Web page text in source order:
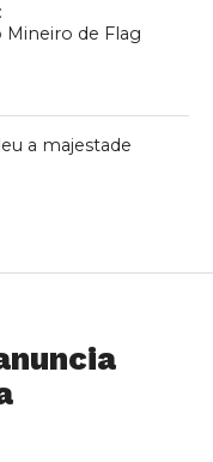
Mineiro de Flag
a majestade